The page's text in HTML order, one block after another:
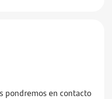
pondremos en contacto